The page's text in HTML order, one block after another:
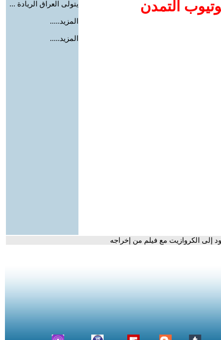
التمدن يتولى العراق الريادة ...
المزيد.....
المزيد.....
إلى الكروازيت مع فيلم من إخراجه